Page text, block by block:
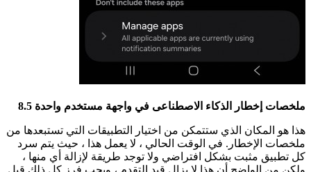
ملخصات إخطار الذكاء الاصطناعى في واجهة مستخدم واحدة 8.5
هذا هو المكان الذي ستتمكن من اختيار التطبيقات التي تستبعدها من
ملخصات الإخطار. في الوقت الحالي ، لا يعمل هذا ، حيث يتم سرد
كل تطبيق مثبت بشكل افتراضي ولا توجد طريقة لإزالة أي منها ،
ولكن من الواضح أن هذا لا يزال قيد التقدم ، ويجب فرز كل ذلك قبل